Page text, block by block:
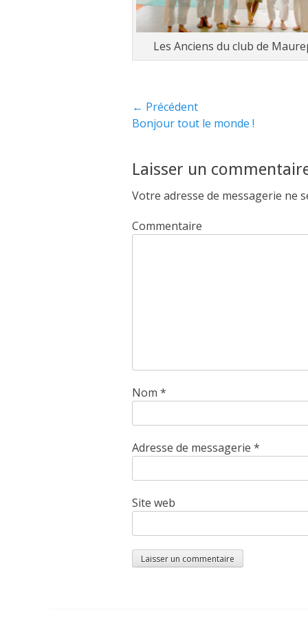
Les Anciens du club de
Navigation
de
l’article
← Précédent
Article
Bonjour tout le monde !
Laisser un
Votre adresse de messagerie ne
Commentaire
Nom *
Adresse de messagerie *
Site web